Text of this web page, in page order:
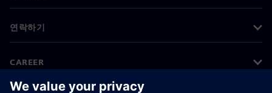
연락하기
CAREER